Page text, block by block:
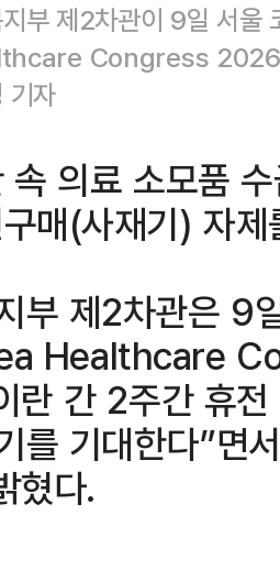
부 제2차관이 9일 서울
Congress
기자
의료 소모품
매(사재기) 자
부 제2차관은 9
Healthcare
란 간 2주간 휴
를 기대한다”면
혔다.